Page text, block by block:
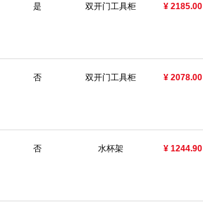
是 双开门工具柜 ¥ 2185.00
否 双开门工具柜 ¥ 2078.00
否 水杯架 ¥ 1244.90